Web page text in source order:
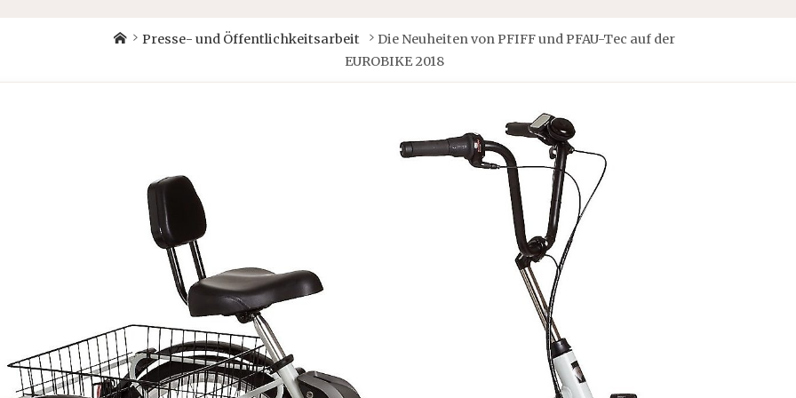
Home
Presse- und Öffentlichkeitsarbeit
Die Neuheiten von PFIFF und PFAU-Tec auf der
EUROBIKE 2018